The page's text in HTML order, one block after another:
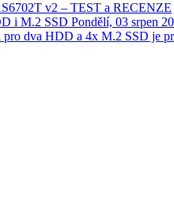
v2 – TEST a RECENZE
i M.2 SSD Pondělí, 03 srpen
dva HDD a 4x M.2 SSD je